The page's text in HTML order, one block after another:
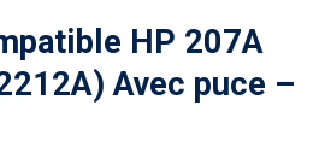
HP 207A
Avec puce –